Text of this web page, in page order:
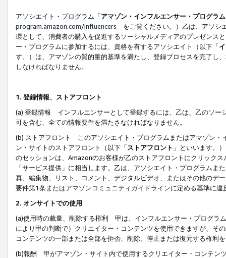
アソシエイト・プログラム「アマゾン・インフルエンサー・プログラム
program.amazon.com/influencers をご覧ください。）乙は、アソシ
環として、消費者の購入を促進するソーシャルメディアのプレゼンス
ー・プログラムに参加するには、資格を有するアソシエイト（以下「
す。）は、アマゾンの質的量的基準を満たし、登録プロセスを完了し、
しなければなりません。
1. 登録情報、ストアフロント
(a) 登録情報 インフルエンサーとして登録するには、乙は、乙のソー
可を含む、全ての情報要件を満たさなければなりません。
(b) ストアフロント このアソシエイト・プログラムまたはアマゾン・
ン・サイトのストアフロント（以下「ストアフロント 」といいます。
のセッションは、Amazonのお客様が乙のストアフロントにクリック
「サービス提供」に相当します。乙は、アソシエイト・プログラム
真、編集物、リスト、コメント、デジタルビデオ、またはその他のデ
要件第1条またはアマゾンコミュニティガイドラインに定める基準に違
2. オンサイトでの使用
(a)使用時の裁量、削除する権利 甲は、インフルエンサー・プログラ
により甲の判断で）クリエイター・コンテンツを使用できますが、そ
コンテンツの一部または全部を拒否、削除、停止または復元する権利
(b)報酬 甲がアマゾン・サイト内で使用するクリエイター・コンテン